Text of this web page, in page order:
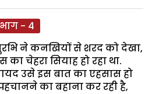
भाग - 4
ने कनखियों से शरद को देखा,
का चेहरा सियाह हो रहा था.
उसे इस बात का एहसास हो
का बहाना कर रही है,